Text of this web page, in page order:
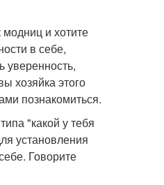
и хотите
в себе,
уверенность,
хозяйка этого
познакомиться.
"какой у тебя
установления
Говорите